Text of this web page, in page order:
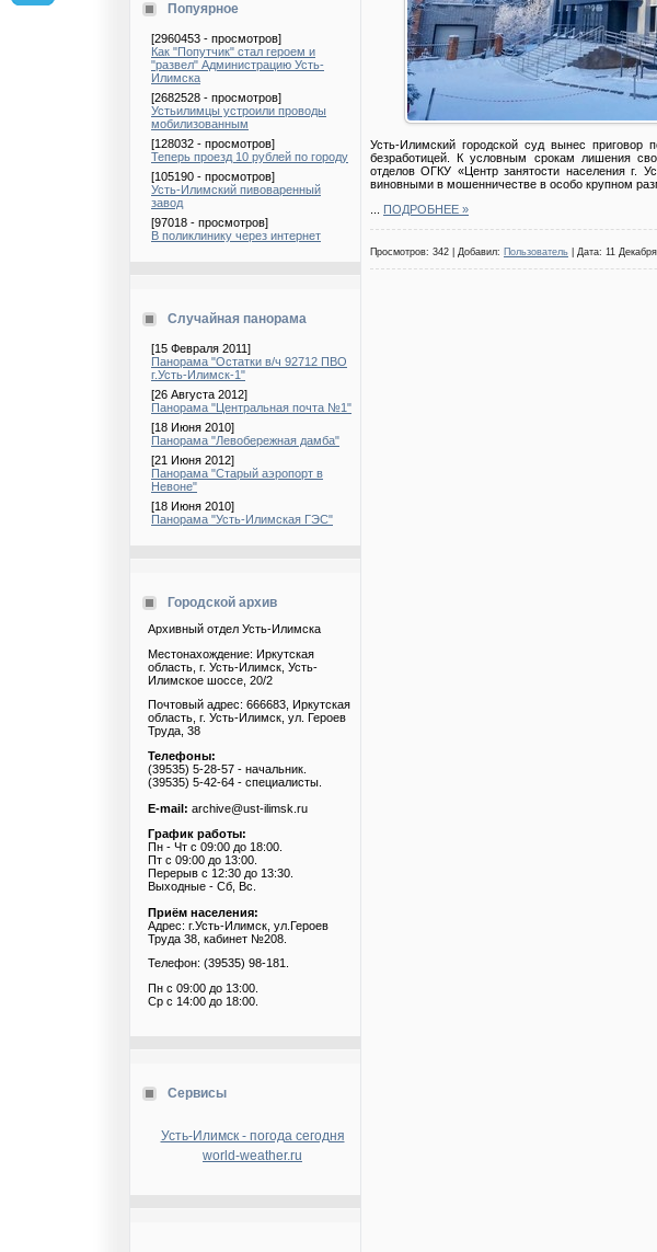
Попуярное
[2960453 - просмотров]
Как "Попутчик" стал героем и
"развел" Администрацию Усть-
Илимска
[2682528 - просмотров]
Устьилимцы устроили проводы
мобилизованным
[128032 - просмотров]
Теперь проезд 10 рублей по городу
[105190 - просмотров]
Усть-Илимский пивоваренный
завод
[97018 - просмотров]
В поликлинику через интернет
Случайная панорама
[15 Февраля 2011]
Панорама "Остатки в/ч 92712 ПВО
г.Усть-Илимск-1"
[26 Августа 2012]
Панорама "Центральная почта №1"
[18 Июня 2010]
Панорама "Левобережная дамба"
[21 Июня 2012]
Панорама "Старый аэропорт в
Невоне"
[18 Июня 2010]
Панорама "Усть-Илимская ГЭС"
Городской архив
Архивный отдел Усть-Илимска
Местонахождение: Иркутская
область, г. Усть-Илимск, Усть-
Илимское шоссе, 20/2
Почтовый адрес: 666683, Иркутская
область, г. Усть-Илимск, ул. Героев
Труда, 38
Телефоны:
(39535) 5-28-57 - начальник.
(39535) 5-42-64 - специалисты.
E-mail: archive@ust-ilimsk.ru
График работы:
Пн - Чт с 09:00 до 18:00.
Пт с 09:00 до 13:00.
Перерыв с 12:30 до 13:30.
Выходные - Сб, Вс.
Приём населения:
Адрес: г.Усть-Илимск, ул.Героев
Труда 38, кабинет №208.
Телефон: (39535) 98-181.
Пн с 09:00 до 13:00.
Ср с 14:00 до 18:00.
Сервисы
Усть-Илимск - погода сегодня
world-weather.ru
Усть-Илимский городской суд вынес
безработицей. К условным срокам лишения
отделов ОГКУ «Центр занятости населения г.
виновными в мошенничестве в особо крупном
ПОДРОБНЕЕ »
Просмотров: 342 | Добавил: Пользователь | Дата: 11